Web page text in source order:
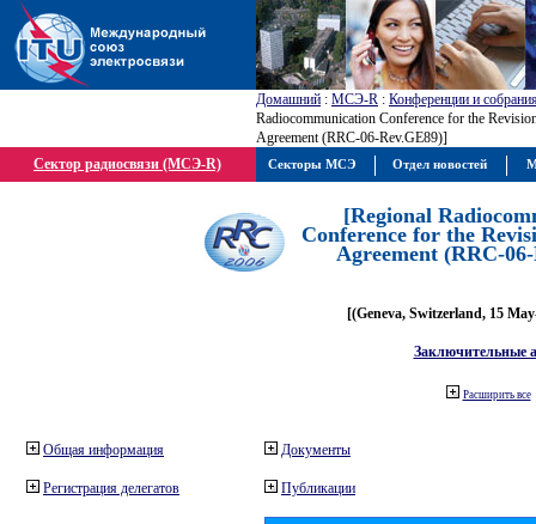
Домашний : МСЭ-R : Конференции и
Radiocommunication Conference for the
Agreement (RRC-06-Rev.GE89)]
Сектор радиосвязи (МСЭ-R)
[Regional
Conference for the
Agreement (RRC-
[(Geneva, Switzerland, 15
Заключительные
Расширить все
Общая информация
Регистрация делегатов
Документы
Публикации
Секторы МСЭ Отдел новостей